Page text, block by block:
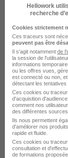
Alternance
Transport -
Aurlom BTS+
Lille - 59
Cette offre
Hellowork
recherche
Cookies strictement
Ces traceurs sont
peuvent pas être
Il s'agit notamment de
la session de
informations
ou les offres vues,
est connecté ou non,
détectant les
Ces cookies ou
d'acquisition
comment nos
des différentes sources
Ils nous permettent
d'améliorer nos
rapide et fluide.
Ces cookies ou
consultation et
de formations